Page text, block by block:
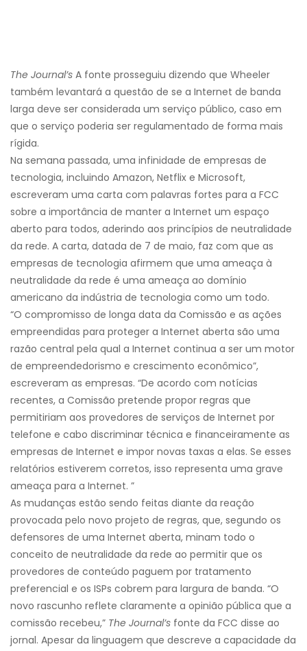
The Journal’s A fonte prosseguiu dizendo que Wheeler
também levantará a questão de se a Internet de banda
larga deve ser considerada um serviço público, caso em
que o serviço poderia ser regulamentado de forma mais
rígida.
Na semana passada, uma infinidade de empresas de
tecnologia, incluindo Amazon, Netflix e Microsoft,
escreveram uma carta com palavras fortes para a FCC
sobre a importância de manter a Internet um espaço
aberto para todos, aderindo aos princípios de neutralidade
da rede. A carta, datada de 7 de maio, faz com que as
empresas de tecnologia afirmem que uma ameaça à
neutralidade da rede é uma ameaça ao domínio
americano da indústria de tecnologia como um todo.
“O compromisso de longa data da Comissão e as ações
empreendidas para proteger a Internet aberta são uma
razão central pela qual a Internet continua a ser um motor
de empreendedorismo e crescimento econômico”,
escreveram as empresas. “De acordo com notícias
recentes, a Comissão pretende propor regras que
permitiriam aos provedores de serviços de Internet por
telefone e cabo discriminar técnica e financeiramente as
empresas de Internet e impor novas taxas a elas. Se esses
relatórios estiverem corretos, isso representa uma grave
ameaça para a Internet. ”
As mudanças estão sendo feitas diante da reação
provocada pelo novo projeto de regras, que, segundo os
defensores de uma Internet aberta, minam todo o
conceito de neutralidade da rede ao permitir que os
provedores de conteúdo paguem por tratamento
preferencial e os ISPs cobrem para largura de banda. “O
novo rascunho reflete claramente a opinião pública que a
comissão recebeu,” The Journal’s fonte da FCC disse ao
jornal. Apesar da linguagem que descreve a capacidade da